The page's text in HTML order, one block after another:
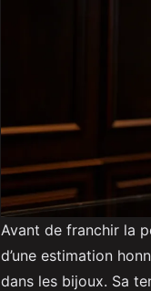
Avant de franchir la
d’une estimation
dans les bijoux. Sa